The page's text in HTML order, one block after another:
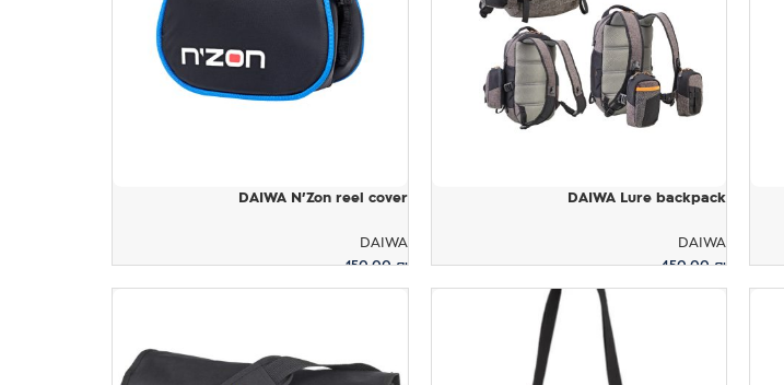
DAIWA Lure backpack
DAIWA
450.00₪
DAIWA N'Zon reel cover
DAIWA
150.00₪